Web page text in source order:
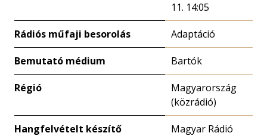
11. 14:05
Rádiós műfaji besorolás Adaptáció
Bemutató médium Bartók
Régió
Magyarország
(közrádió)
Hangfelvételt készítő
Magyar Rádió